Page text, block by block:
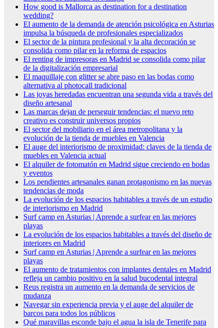
How good is Mallorca as destination for a destination
wedding?
El aumento de la demanda de atención psicológica en Asturias
impulsa la búsqueda de profesionales especializados
El sector de la pintura profesional y la alta decoración se
consolida como pilar en la reforma de espacios
El renting de impresoras en Madrid se consolida como pilar
de la digitalización empresarial
El maquillaje con glitter se abre paso en las bodas como
alternativa al photocall tradicional
Las joyas heredadas encuentran una segunda vida a través del
diseño artesanal
Las marcas dejan de perseguir tendencias: el nuevo reto
creativo es construir universos propios
El sector del mobiliario en el área metropolitana y la
evolución de la tienda de muebles en Valencia
El auge del interiorismo de proximidad: claves de la tienda de
muebles en Valencia actual
El alquiler de fotomatón en Madrid sigue creciendo en bodas
y eventos
Los pendientes artesanales ganan protagonismo en las nuevas
tendencias de moda
La evolución de los espacios habitables a través de un estudio
de interiorismo en Madrid
Surf camp en Asturias | Aprende a surfear en las mejores
playas
La evolución de los espacios habitables a través del diseño de
interiores en Madrid
Surf camp en Asturias | Aprende a surfear en las mejores
playas
El aumento de tratamientos con implantes dentales en Madrid
refleja un cambio positivo en la salud bucodental integral
Reus registra un aumento en la demanda de servicios de
mudanza
Navegar sin experiencia previa y el auge del alquiler de
barcos para todos los públicos
Qué maravillas esconde bajo el agua la isla de Tenerife para